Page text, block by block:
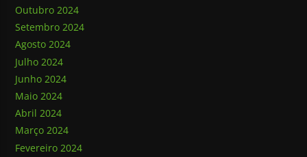
Outubro 2024
Setembro 2024
Agosto 2024
Julho 2024
Junho 2024
Maio 2024
Abril 2024
Março 2024
Fevereiro 2024